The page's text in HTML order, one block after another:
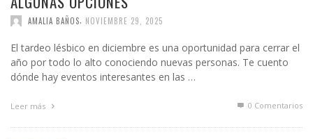
AMALIA BAÑOS NOVIEMBRE 29, 2025
El tardeo lésbico en diciembre es una oportunidad para cerrar el
año por todo lo alto conociendo nuevas personas. Te cuento
dónde hay eventos interesantes en las …
Leer más 0 Comentarios